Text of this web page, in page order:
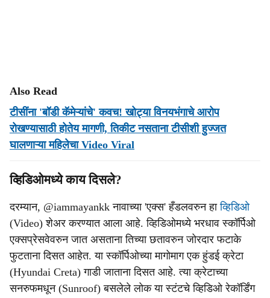
Also Read
टीसींना 'बॉडी कॅमेऱ्यांचे' कवच! खोट्या विनयभंगाचे आरोप
रोखण्यासाठी होतेय मागणी, तिकीट नसताना टीसीशी हुज्जत
घालणाऱ्या महिलेचा Video Viral
व्हिडिओमध्ये काय दिसले?
दरम्यान, @iammayankk नावाच्या 'एक्स' हँडलवरुन हाव्हिडिओ
(Video) शेअर करण्यात आला आहे. व्हिडिओमध्ये भरधाव स्कॉर्पिओ
एक्सप्रेसवेवरुन जात असताना तिच्या छतावरुन जोरदार फटाके
फुटताना दिसत आहेत. या स्कॉर्पिओच्या मागोमाग एक हुंडई क्रेटा
(Hyundai Creta) गाडी जाताना दिसत आहे. त्या क्रेटाच्या
सनरुफमधून (Sunroof) बसलेले लोक या स्टंटचे व्हिडिओ रेकॉर्डिंग